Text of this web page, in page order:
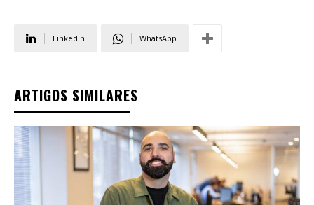
Linkedin WhatsApp
ARTIGOS SIMILARES